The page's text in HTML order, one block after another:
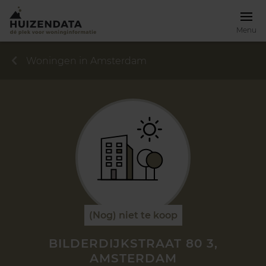
Menu
Woningen in Amsterdam
(Nog) niet te koop
BILDERDIJKSTRAAT 80 3,
AMSTERDAM